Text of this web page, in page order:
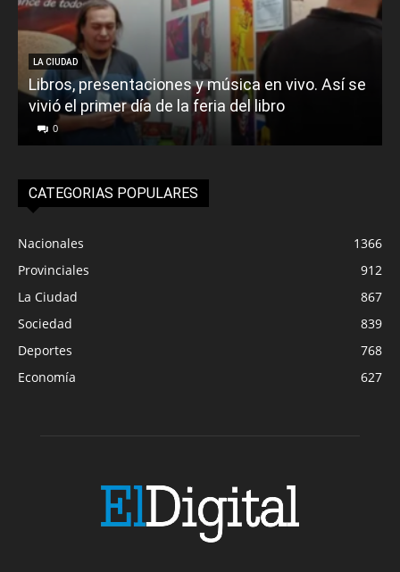
LA CIUDAD
Libros, presentaciones y música en vivo. Así se
vivió el primer día de la feria del libro
0
CATEGORIAS POPULARES
Nacionales
1366
Provinciales
912
La Ciudad
867
Sociedad
839
Deportes
768
Economía
627